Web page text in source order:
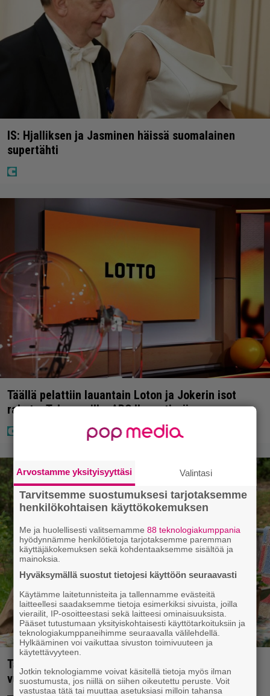
IS: Hjalliksen ja Jasminen häissä suomalainen
supertähti
Täällä pelattiin lauantain Loton ja Jokerin isot
rahat – Tokmannilla, ABC:lla, netissä…
Tänään tv:ssä: Koskettava kotimainen elokuva
vuodelta 2020 – ”Tehty isolla sydämellä”
Arvostamme yksityisyyttäsi Valintasi
Tarvitsemme suostumuksesi tarjotaksemme
henkilökohtaisen käyttökokemuksen
Me ja huolellisesti valitsemamme88 teknologiakumppania
hyödynnämme henkilötietoja tarjotaksemme paremman
käyttäjäkokemuksen sekä kohdentaaksemme sisältöä ja
mainoksia.
Hyväksymällä suostut tietojesi käyttöön seuraavasti
Käytämme laitetunnisteita ja tallennamme evästeitä
laitteellesi saadaksemme tietoja esimerkiksi sivuista, joilla
vierailit, IP-osoitteestasi sekä laitteesi ominaisuuksista.
Pääset tutustumaan yksityiskohtaisesti käyttötarkoituksiin ja
teknologiakumppaneihimme seuraavalla välilehdellä.
Hylkääminen voi vaikuttaa sivuston toimivuuteen ja
käytettävyyteen.
Jotkin teknologiamme voivat käsitellä tietoja myös ilman
suostumusta, jos niillä on siihen oikeutettu peruste. Voit
vastustaa tätä tai muuttaa asetuksiasi milloin tahansa